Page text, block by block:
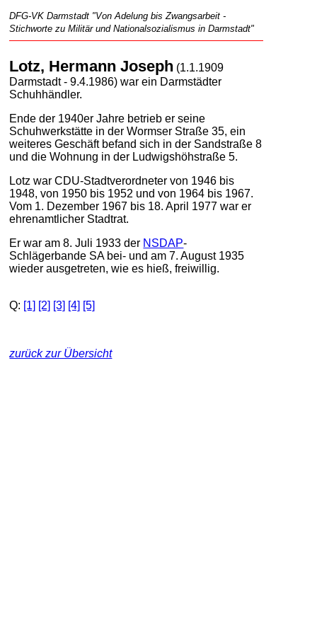
DFG-VK Darmstadt "Von Adelung bis Zwangsarbeit -
Stichworte zu Militär und Nationalsozialismus in Darmstadt"
Lotz, Hermann Joseph (1.1.1909
Darmstadt - 9.4.1986) war ein Darmstädter
Schuhhändler.
Ende der 1940er Jahre betrieb er seine
Schuhwerkstätte in der Wormser Straße 35, ein
weiteres Geschäft befand sich in der Sandstraße 8
und die Wohnung in der Ludwigshöhstraße 5.
Lotz war CDU-Stadtverordneter von 1946 bis
1948, von 1950 bis 1952 und von 1964 bis 1967.
Vom 1. Dezember 1967 bis 18. April 1977 war er
ehrenamtlicher Stadtrat.
Er war am 8. Juli 1933 der NSDAP-
Schlägerbande SA bei- und am 7. August 1935
wieder ausgetreten, wie es hieß, freiwillig.
Q: [1] [2] [3] [4] [5]
zurück zur Übersicht